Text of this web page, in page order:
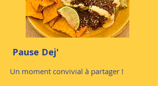
Pause Dej'
Un moment convivial à partager !